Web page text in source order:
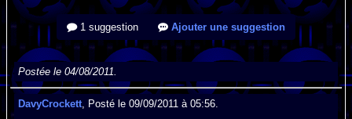
1 suggestion Ajouter une suggestion
Postée le 04/08/2011.
DavyCrockett , Posté le 09/09/2011 à 05:56.